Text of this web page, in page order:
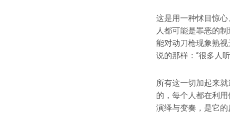
这是用一种怵目惊
人都可能是罪恶的
能对动刀枪现象熟
说的那样：“很多人
所有这一切加起来
的，每个人都在利
演绎与变奏，是它的